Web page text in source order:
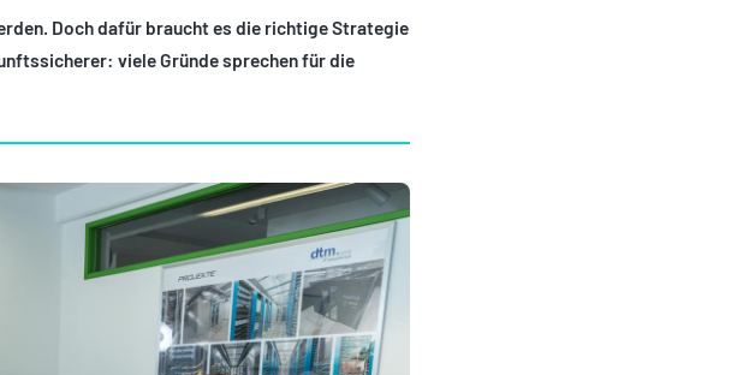
Doch dafür braucht es die richtige Strategie
viele Gründe sprechen für die